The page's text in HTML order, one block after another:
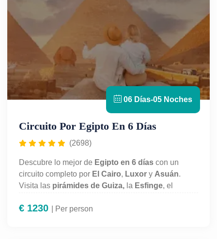
06 Días-05 Noches
Circuito Por Egipto En 6 Días
(2698)
Descubre lo mejor de Egipto en 6 días con un
circuito completo por El Cairo, Luxor y Asuán.
Visita las pirámides de Guiza, la Esfinge, el
Luxor.Todo incluido
€ 1230 | Per person